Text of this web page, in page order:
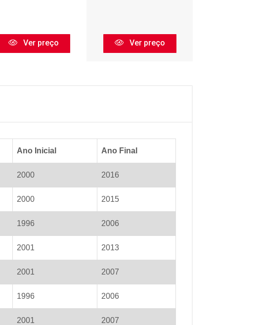
Ver preço Ver preço
Ano Inicial Ano Final
2000 2016
2000 2015
1996 2006
2001 2013
2001 2007
1996 2006
2001 2007